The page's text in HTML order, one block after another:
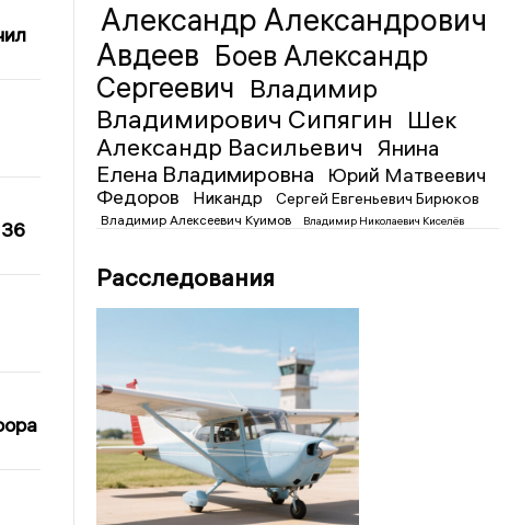
Александр Александрович
Авдеев Боев Александр
Сергеевич Владимир
Владимирович Сипягин Шек
Александр Васильевич
Янина
Елена Владимировна
Юрий Матвеевич
Федоров
Никандр Сергей Евгеньевич Бирюков
Владимир Алексеевич Куимов Владимир Николаевич Киселёв
Расследования